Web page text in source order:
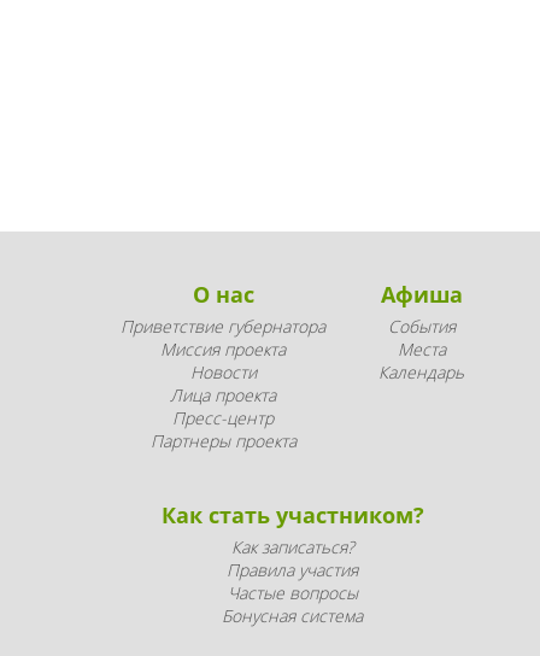
О нас
Приветствие губернатора
Миссия проекта
Новости
Лица проекта
Пресс-центр
Партнеры проекта
Афиша
События
Места
Календарь
Как стать участником?
Как записаться?
Правила участия
Частые вопросы
Бонусная система